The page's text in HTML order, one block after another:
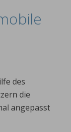
des
die
angepasst